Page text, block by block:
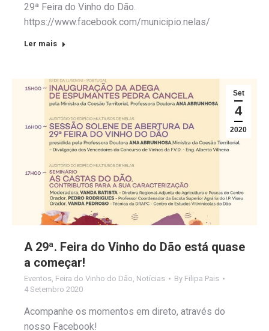
29ª Feira do Vinho do Dão.
https://www.facebook.com/municipio.nelas/
Ler mais
Set
4
2020
A 29ª. Feira do Vinho do Dão está quase
a começar!
Eventos, Feira do Vinho do Dão, Notícias By Filipa Pais
4 Setembro 2020
Acompanhe os momentos em direto, através do
nosso Facebook!